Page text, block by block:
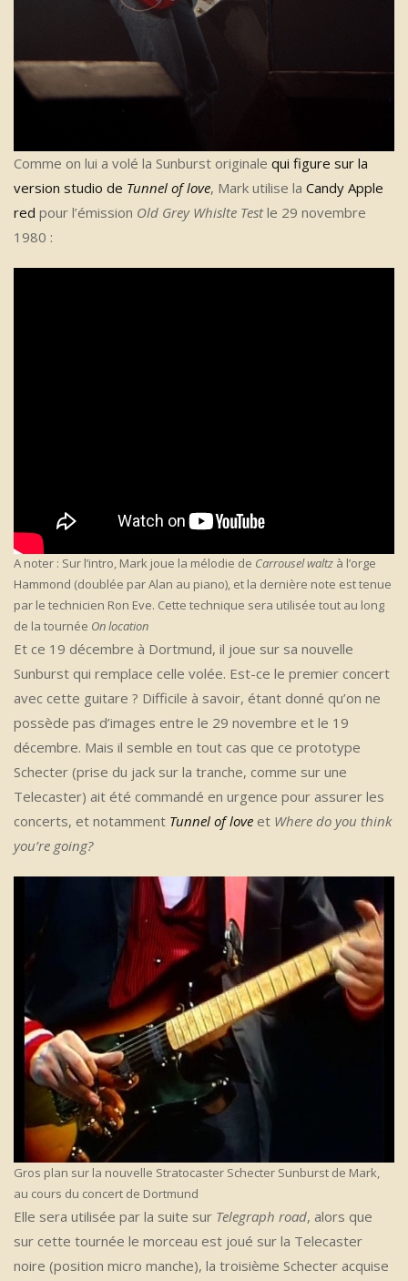
Comme on lui a volé la Sunburst originale qui figure sur la
version studio de Tunnel of love, Mark utilise la Candy Apple
red pour l’émission Old Grey Whislte Testle 29 novembre
1980 :
A noter : Sur l’intro, Mark joue la mélodie de Carrousel waltz à l’orge
Hammond (doublée par Alan au piano), et la dernière note est tenue
par le technicien Ron Eve. Cette technique sera utilisée tout au long
de la tournée On location
Et ce 19 décembre à Dortmund, il joue sur sa nouvelle
Sunburst qui remplace celle volée. Est-ce le premier concert
avec cette guitare ? Difficile à savoir, étant donné qu’on ne
possède pas d’images entre le 29 novembre et le 19
décembre. Mais il semble en tout cas que ce prototype
Schecter (prise du jack sur la tranche, comme sur une
Telecaster) ait été commandé en urgence pour assurer les
concerts, et notamment Tunnel of love et Where do you think
you’re going?
Gros plan sur la nouvelle Stratocaster Schecter Sunburst de Mark,
au cours du concert de Dortmund
Elle sera utilisée par la suite sur Telegraph road, alors que
sur cette tournée le morceau est joué sur la Telecaster
noire (position micro manche), la troisième Schecter acquise